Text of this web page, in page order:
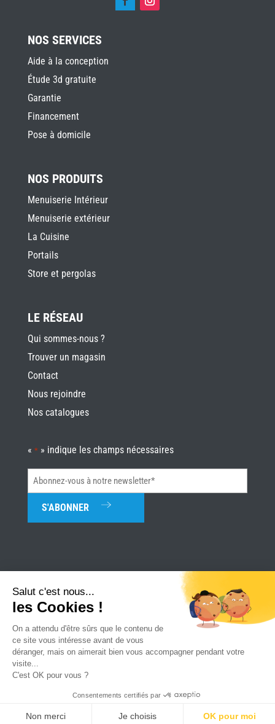
TROUVER UN
MAGASIN
CONSULTER LE
CATALOGUE
REJOIGNEZ
NOS SERVICES
Aide à la conception
Étude 3d gratuite
Garantie
Financement
Pose à domicile
NOS PRODUITS
Menuiserie Intérieur
Menuiserie extérieur
La Cuisine
Portails
Store et pergolas
LE RÉSEAU
Qui sommes-nous ?
Trouver un magasin
Contact
Nous rejoindre
Nos catalogues
« * » indique les champs nécessaires
Abonnez-
vous
notre
Univerture| Mentions légales Plan du site|
Réalisation Attraptemps
Salut c'est nous...
les Cookies !
On a attendu d'être sûrs que le contenu de
ce site vous intéresse avant de vous
déranger, mais on aimerait bien vous accompagner pendant votre
visite...
C'est OK pour vous ?
Consentements certifiés par
Non merci Je choisis OK pour moi